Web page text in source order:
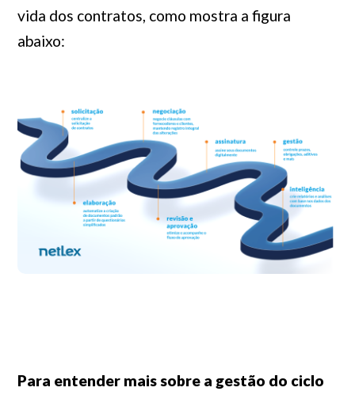
vida dos contratos, como mostra a figura
abaixo:
Para entender mais sobre a gestão do ciclo